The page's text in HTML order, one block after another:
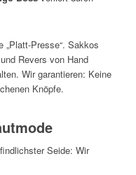
Presse“. Sakkos
Revers von Hand
Wir garantieren: Keine
Knöpfe.
Seide: Wir